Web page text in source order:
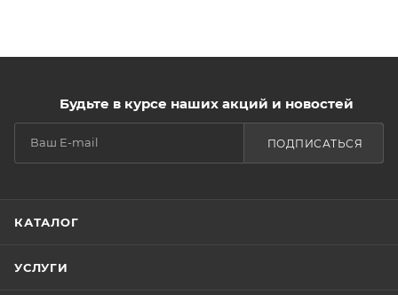
Будьте в курсе наших акций и новостей
ПОДПИСАТЬСЯ
КАТАЛОГ
УСЛУГИ